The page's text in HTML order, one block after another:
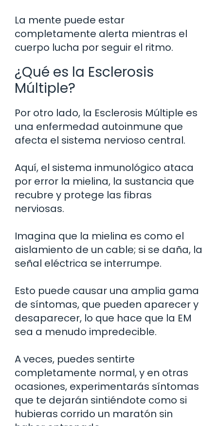
La mente puede estar
completamente alerta mientras el
cuerpo lucha por seguir el ritmo.
¿Qué es la Esclerosis
Múltiple?
Por otro lado, la Esclerosis Múltiple es
una enfermedad autoinmune que
afecta el sistema nervioso central.
Aquí, el sistema inmunológico ataca
por error la mielina, la sustancia que
recubre y protege las fibras
nerviosas.
Imagina que la mielina es como el
aislamiento de un cable; si se daña, la
señal eléctrica se interrumpe.
Esto puede causar una amplia gama
de síntomas, que pueden aparecer y
desaparecer, lo que hace que la EM
sea a menudo impredecible.
A veces, puedes sentirte
completamente normal, y en otras
ocasiones, experimentarás síntomas
que te dejarán sintiéndote como si
hubieras corrido un maratón sin